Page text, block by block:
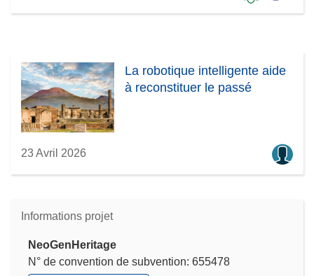
La robotique intelligente aide
à reconstituer le passé
23 Avril 2026
Informations projet
NeoGenHeritage
N° de convention de subvention: 655478